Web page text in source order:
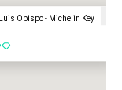
Luis Obispo - Michelin Key